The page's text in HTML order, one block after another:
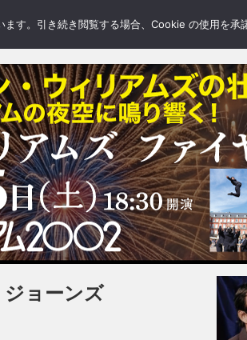
ョーンズ
す。引き続き閲覧する場合、Cookie の使用を承